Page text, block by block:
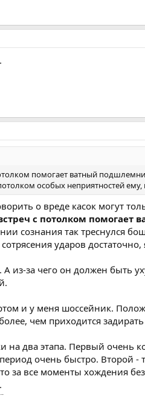
помогает ватный
особых неприятностей ему,
о вреде касок могут
с потолком помогает
сознания так треснулся
ударов достаточно,
из-за чего он должен быть
и у меня шоссейник.
чем приходится
на два этапа. Первый очень
очень быстро. Второй
за все моменты хождения